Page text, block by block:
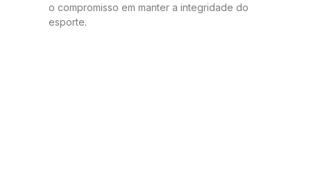
o compromisso em manter a integridade do
esporte.